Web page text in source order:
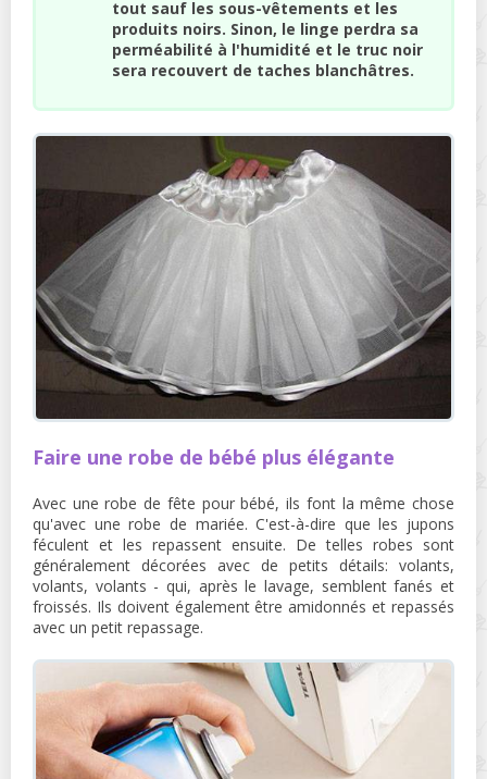
tout sauf les sous-vêtements et les
produits noirs. Sinon, le linge perdra sa
perméabilité à l'humidité et le truc noir
sera recouvert de taches blanchâtres.
Faire une robe de bébé plus élégante
Avec une robe de fête pour bébé, ils font la même chose
qu'avec une robe de mariée. C'est-à-dire que les jupons
féculent et les repassent ensuite. De telles robes sont
généralement décorées avec de petits détails: volants,
volants, volants - qui, après le lavage, semblent fanés et
froissés. Ils doivent également être amidonnés et repassés
avec un petit repassage.